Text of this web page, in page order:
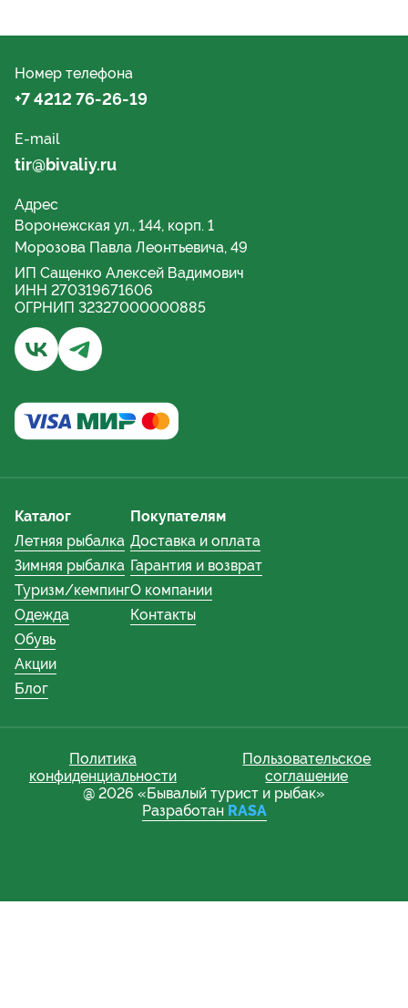
Номер телефона
+7 4212 76-26-19
E-mail
tir@bivaliy.ru
Адрес
Воронежская ул., 144, корп. 1
Морозова Павла Леонтьевича, 49
ИП Сащенко Алексей Вадимович
ИНН 270319671606
ОГРНИП 32327000000885
Бывалый турист и рыбак | Хабаровск - Группа
Бывалый турист и рыбак | Хабаровский край -
Каталог
Летняя рыбалка
Зимняя рыбалка
Туризм/кемпинг
Одежда
Обувь
Акции
Блог
Покупателям
Доставка и оплата
Гарантия и возврат
О компании
Контакты
@ 2026 «Бывалый турист и рыбак»
Политика
конфиденциальности
Пользовательское
соглашение
Разработан RASA